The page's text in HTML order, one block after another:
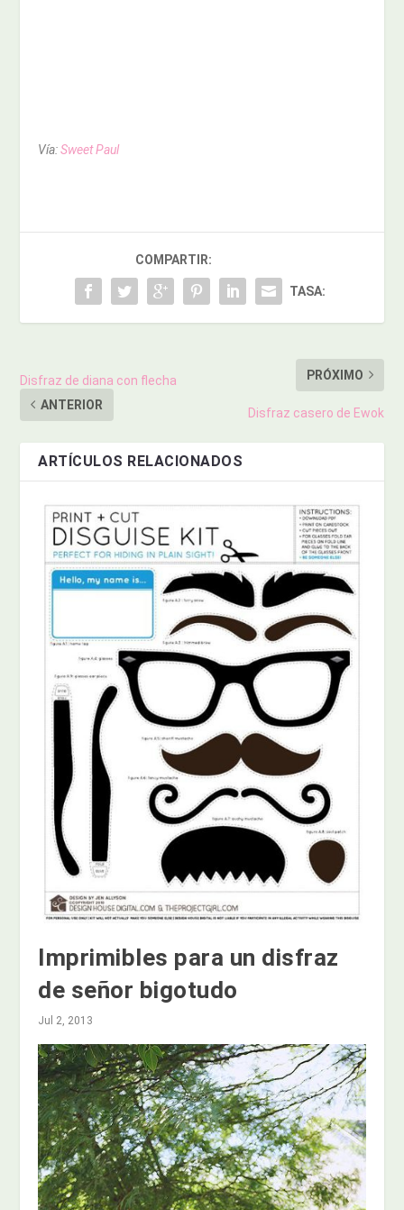
Vía:Sweet Paul
COMPARTIR:
TASA:
Disfraz de diana con flecha
ANTERIOR
PRÓXIMO
Disfraz casero de Ewok
ARTÍCULOS RELACIONADOS
Imprimibles para un disfraz
de señor bigotudo
Jul 2, 2013